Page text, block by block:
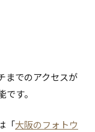
までのアクセスが
す。
「大阪のフォトウ